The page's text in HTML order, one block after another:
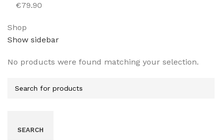
€79.90
Shop
Show sidebar
No products were found matching your selection.
SEARCH